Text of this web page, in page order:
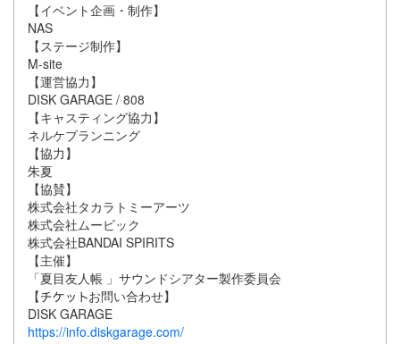
【イベント企画・制作】
NAS
【ステージ制作】
M-site
【運営協力】
DISK GARAGE / 808
【キャスティング協力】
ネルケプランニング
【協力】
朱夏
【協賛】
株式会社タカラトミーアーツ
株式会社ムービック
株式会社BANDAI SPIRITS
【主催】
「夏目友人帳 」サウンドシアター製作委員会
【
お問い合わせ】
DISK GARAGE
https://info.diskgarage.com/